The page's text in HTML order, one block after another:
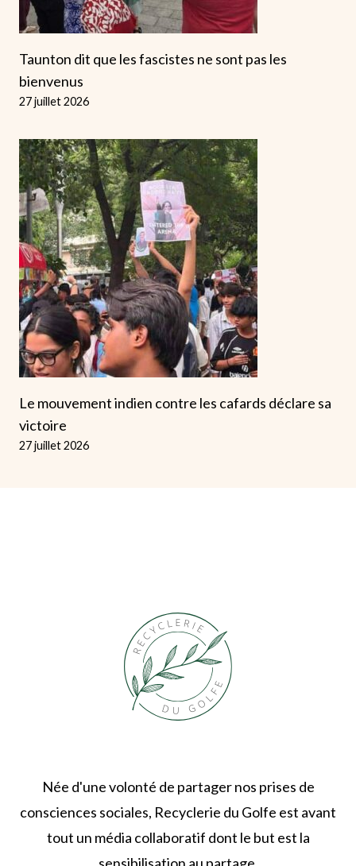
Taunton dit que les fascistes ne sont pas les
bienvenus
27 juillet 2026
Le mouvement indien contre les cafards déclare sa
victoire
27 juillet 2026
Née d'une volonté de partager nos prises de
consciences sociales, Recyclerie du Golfe est avant
tout un média collaboratif dont le but est la